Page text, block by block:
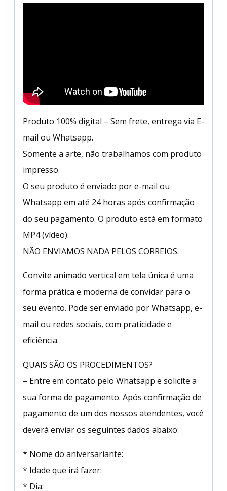
Produto 100% digital – Sem frete, entrega via E-
mail ou Whatsapp.
Somente a arte, não trabalhamos com produto
impresso.
O seu produto é enviado por e-mail ou
Whatsapp em até 24 horas após confirmação
do seu pagamento. O produto está em formato
MP4 (vídeo).
NÃO ENVIAMOS NADA PELOS CORREIOS.
Convite animado vertical em tela única é uma
forma prática e moderna de convidar para o
seu evento. Pode ser enviado por Whatsapp, e-
mail ou redes sociais, com praticidade e
eficiência.
QUAIS SÃO OS PROCEDIMENTOS?
– Entre em contato pelo Whatsapp e solicite a
sua forma de pagamento. Após confirmação de
pagamento de um dos nossos atendentes, você
deverá enviar os seguintes dados abaixo:
* Nome do aniversariante:
* Idade que irá fazer:
* Dia: